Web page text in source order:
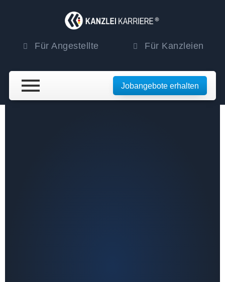
Für Angestellte Für Kanzleien
Jobangebote erhalten